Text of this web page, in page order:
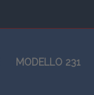
MODELLO 231